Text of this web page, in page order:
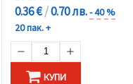
0.36 €/0.70 лв.- 40 %
20 пак. +
КУПИ